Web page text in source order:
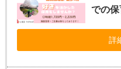
での
詳